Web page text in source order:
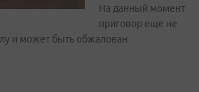
На данный момент
приговор еще не
и может быть обжалован